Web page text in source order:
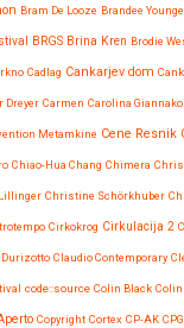
Bram De Looze Brandee
BRGS Brina Kren Brodie
Cadlag Cankarjev dom
Dreyer Carmen Carolina
Metamkine Cene Resnik
Chiao-Hua Chang Chimera
Christine Schörkhuber
Cirkokrog Cirkulacija 2
Claudio Contemporary
code::source Colin Black
Copyright Cortex CP-AK CPG